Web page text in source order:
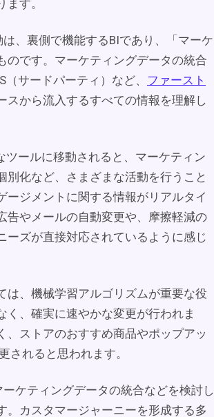
す。
、裏側で機能するBIであり、「マーケ
のです。マーケティングデータの統合
サードパーティ）など、 ファースト
スから流入するすべての情報を理解し
ツールに移動されると、マーケティン
別化など、さまざまな活動を行うこと
ジメントに関する情報がリアルタイ
告やメールの自動変更や、摩擦軽減の
ーズが直接対応されているように感じ
は、機械学習アルゴリズムが重要な役
、確実に速やかな変更が行われま
ストアのおすすめ商品やポップアッ
されると思われます。
ケティングデータの統合などを検討し
カスタマージャーニーを形成する多